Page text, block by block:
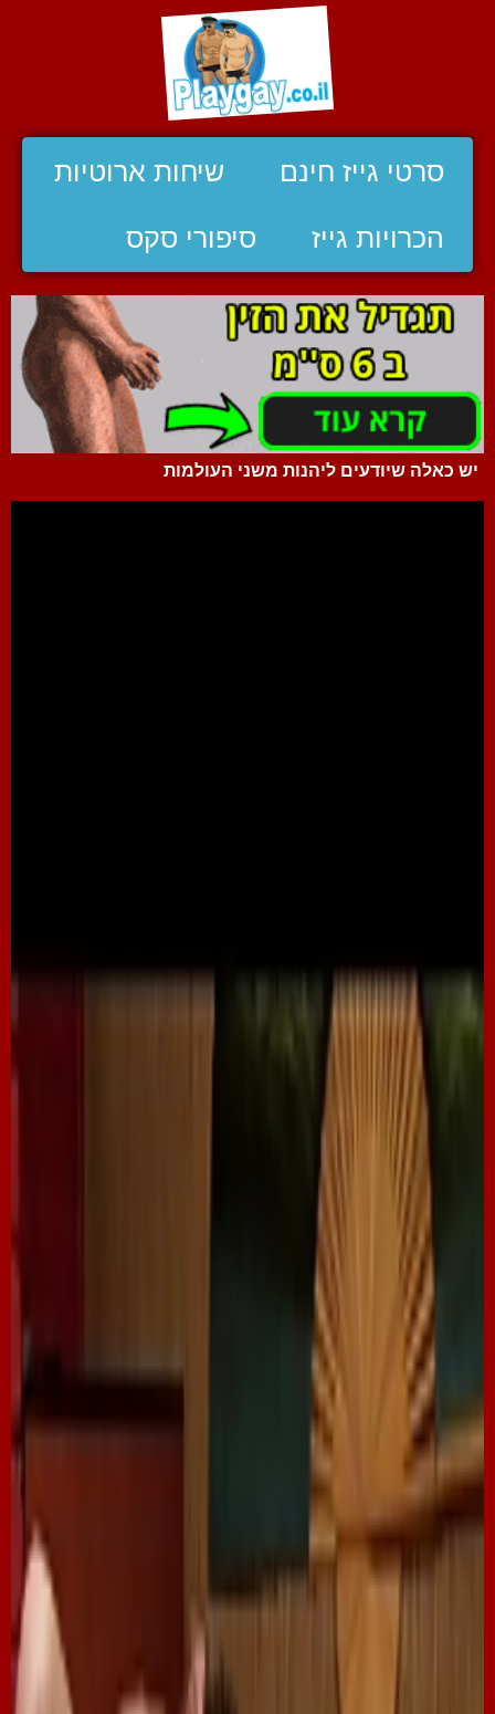
סרטי גייז חינם שיחות ארוטיות
הכרויות גייז סיפורי סקס
יש כאלה שיודעים ליהנות משני העולמות